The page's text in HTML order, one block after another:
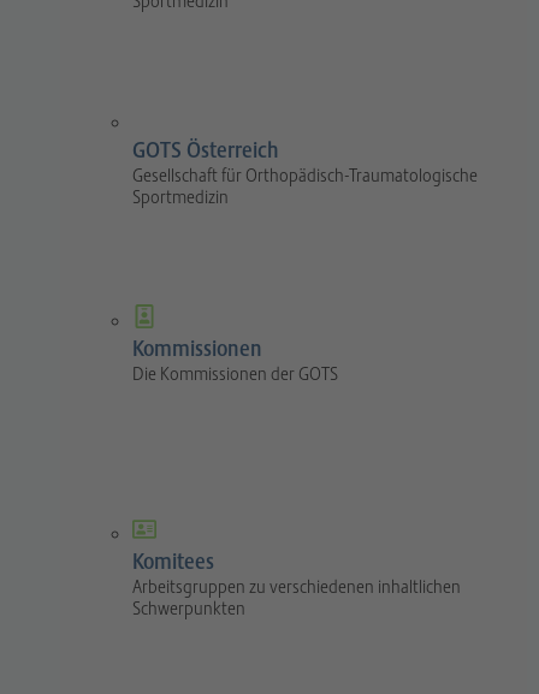
GOTS Österreich
Gesellschaft für Orthopädisch-Traumatologische
Sportmedizin
Kommissionen
Die Kommissionen der GOTS
Komitees
Arbeitsgruppen zu verschiedenen inhaltlichen
Schwerpunkten